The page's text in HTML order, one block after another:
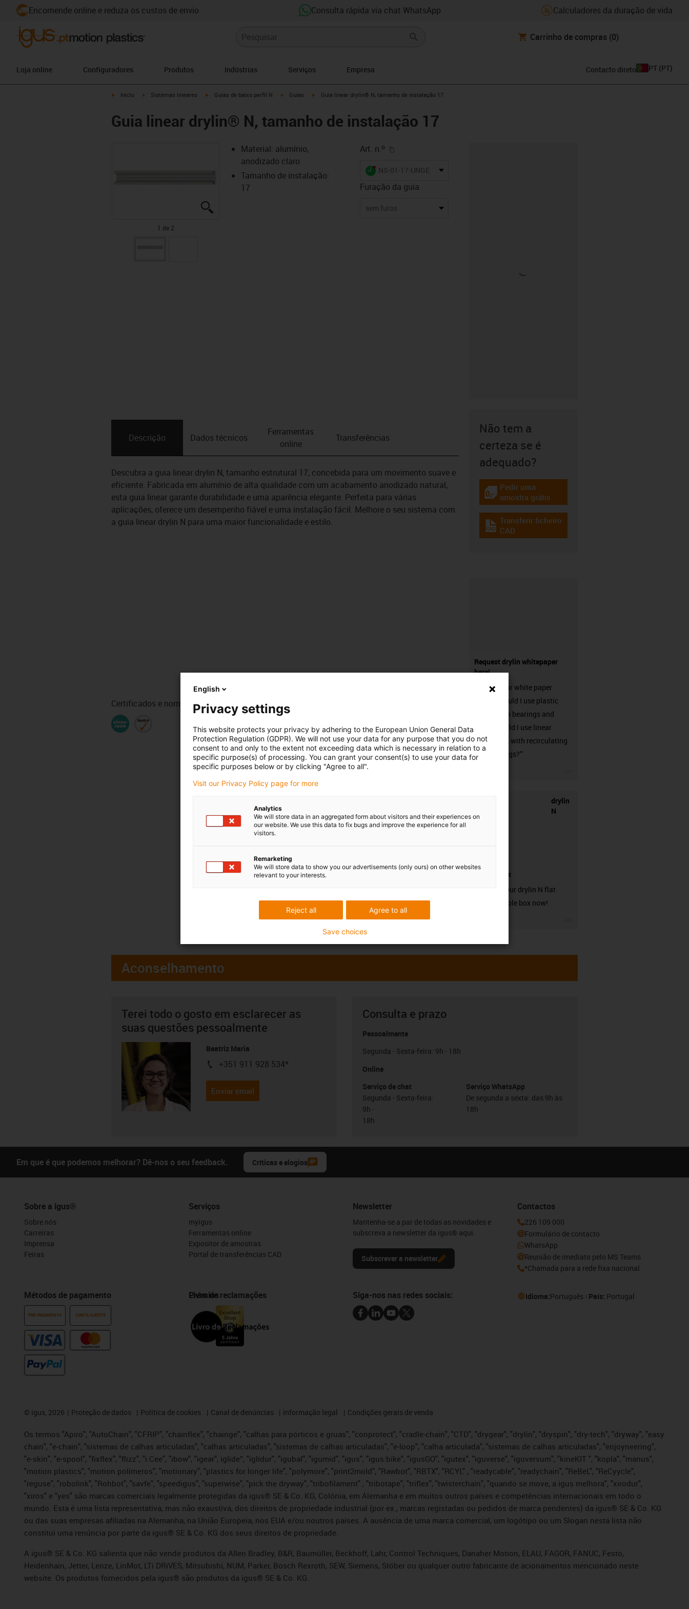
Encomende online e reduza os custos de envio Consulta rápida via chat WhatsApp Calculadores da duração de vida
Carrinho de compras (0)
Loja online Configuradores Produtos Indústrias Serviços Empresa Contacto direto PT (PT)
igus-icon-arrow-right
Início igus-icon-arrow-right
Sistemas lineares igus-icon-arrow-right
Guias de baixo perfil N igus-icon-arrow-right
Guias igus-icon-arrow-right
Guia linear drylin® N, tamanho de instalação 17
Guia linear drylin® N, tamanho de instalação 17
1 de 2
Material: alumínio,
anodizado claro
Tamanho de instalação:
17
Art. n.º
igus-icon-lieferzeit-dot
NS-01-17-UNGEBOHRT
Furação da guia
sem furos
Descrição Dados técnicos
Ferramentas
online
Transferências
Descubra a guia linear drylin N, tamanho estrutural 17, concebida para um movimento suave e
eficiente. Fabricada em alumínio de alta qualidade com um acabamento anodizado natural,
esta guia linear garante durabilidade e uma aparência elegante. Perfeita para várias
aplicações, oferece um desempenho fiável e uma instalação fácil. Melhore o seu sistema com
a guia linear drylin N para uma maior funcionalidade e estilo.
Certificados e normas
Não tem a
certeza se é
adequado?
igus-icon-gratismuster
Pedir uma
amostra grátis
igus-icon-cad-dateien
Transferir ficheiro
CAD
Request drylin whitepaper
here!
Request our white paper
“When should I use plastic
linear plain bearings and
when should I use linear
guideways with recirculating
ball bearings?”
drylin
N
sample box
Request your drylin N flat
guide sample box now!
Aconselhamento
Terei todo o gosto em esclarecer as
suas questões pessoalmente
Beatriz Maria
igus-icon-phone
+351 911 928 534*
Enviar email
Consulta e prazo
Pessoalmente
Segunda - Sexta-feira: 9h - 18h
Online
Serviço de chat
Segunda - Sexta-feira:
9h -
18h
Serviço WhatsApp
De segunda a sexta: das 9h às
18h
Em que é que podemos melhorar? Dê-nos o seu feedback. Críticas e elogios
Sobre a igus®
Sobre nós
Carreiras
Imprensa
Feiras
Métodos de pagamento
PRÉ-PAGAMENTO CONTA CLIENTE
Serviços
myigus
Ferramentas online
Expositor de amostras
Portal de transferências CAD
Prémios
Livro de reclamações
Newsletter
Mantenha-se a par de todas as novidades e
subscreva a newsletter da igus® aqui.
Subscrever a newsletter
Contactos
226 109 000
Formulário de contacto
WhatsApp
Reunião de imediato pelo MS Teams
*Chamada para a rede fixa nacional
Siga-nos nas redes sociais: Idioma:Português País: Portugal
© igus, 2026 Proteção de dados Política de cookies Canal de denúncias Informação legal Condições gerais de venda
Os termos "Apiro", "AutoChain", "CFRIP", "chainflex", "chainge", "calhas para pórticos e gruas", "conprotect", "cradle-chain", "CTD", "drygear", "drylin", "dryspin", "dry-tech", "dryway", "easy
chain", "e-chain", "sistemas de calhas articuladas", "calhas articuladas", "sistemas de calhas articuladas", "e-loop", "calha articulada", "sistemas de calhas articuladas", "enjoyneering",
"e-skin", "e-spool", "fixflex", "flizz", "i.Cee", "ibow", "igear", iglide”, "iglidur", "igubal", "igumid", "igus", "igus:bike", "igusGO", "igutex", "iguverse", "iguversum", "kineKIT ", "kopla", "manus",
"motion plastics", "motion polímeros", "motionary", "plastics for longer life", "polymore", "print2mold", "Rawbot", "RBTX", "RCYL" , "readycable", "readychain", "ReBeL", "ReCyycle",
"reguse", "robolink", "Rohbot", "savfe", "speedigus", "superwise", "pick the dryway", "tribofilament" , "tribotape", "triflex", "twisterchain", "quando se move, a igus melhora", "xirodur",
"xiros" e "yes" são marcas comerciais legalmente protegidas da igus® SE & Co. KG, Colónia, em Alemanha e em muitos outros países e competências internacionais em todo o
mundo. Esta é uma lista representativa, mas não exaustiva, dos direitos de propriedade industrial (por ex., marcas registadas ou pedidos de marca pendentes) da igus® SE & Co. KG
ou das suas empresas afiliadas na Alemanha, na União Europeia, nos EUA e/ou noutros países. A ausência de uma marca comercial, um logótipo ou um Slogan nesta lista não
constitui uma renúncia por parte da igus® SE & Co. KG dos seus direitos de propriedade.
A igus® SE & Co. KG salienta que não vende produtos da Allen Bradley, B&R, Baumüller, Beckhoff, Lahr, Control Techniques, Danaher Motion, ELAU, FAGOR, FANUC, Festo,
Heidenhain, Jetter, Lenze, LinMot, LTi DRiVES, Mitsubishi, NUM, Parker, Bosch Rexroth, SEW, Siemens, Stöber ou qualquer outro fabricante de acionamentos mencionado neste
website. Os produtos fornecidos pela igus® são produtos da igus® SE & Co. KG.
English
Privacy settings
This website protects your privacy by adhering to the European Union General Data
Protection Regulation (GDPR). We will not use your data for any purpose that you do not
consent to and only to the extent not exceeding data which is necessary in relation to a
specific purpose(s) of processing. You can grant your consent(s) to use your data for
specific purposes below or by clicking "Agree to all".
Visit our Privacy Policy page for more
Analytics
We will store data in an aggregated form about visitors and their experiences on
our website. We use this data to fix bugs and improve the experience for all
visitors.
Remarketing
We will store data to show you our advertisements (only ours) on other websites
relevant to your interests.
Agree to all
Reject all
Save choices